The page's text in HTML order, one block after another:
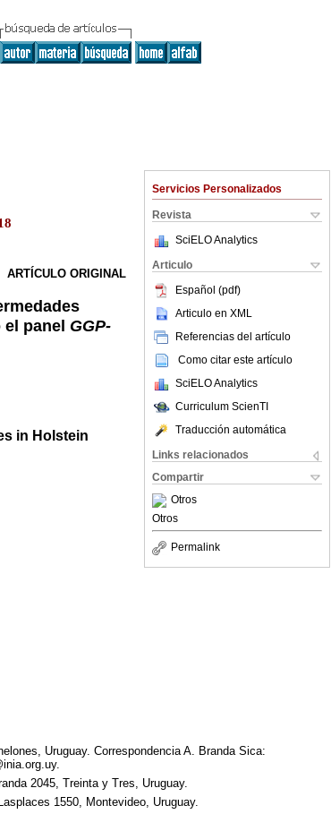
Servicios Personalizados
Revista
SciELO Analytics
Articulo
Español (pdf)
Articulo en XML
Referencias del artículo
Como citar este artículo
SciELO Analytics
Curriculum ScienTI
Traducción automática
Links relacionados
Compartir
Otros
Otros
Permalink
ARTÍCULO ORIGINAL
panel GGP-
in Holstein
Uruguay. Correspondencia A. Branda Sica:
2045, Treinta y Tres, Uruguay.
1550, Montevideo, Uruguay.